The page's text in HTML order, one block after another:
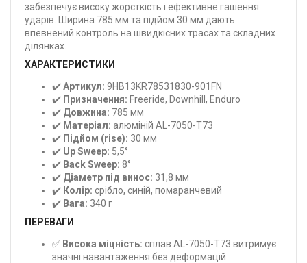
забезпечує високу жорсткість і ефективне гашення
ударів. Ширина 785 мм та підйом 30 мм дають
впевнений контроль на швидкісних трасах та складних
ділянках.
ХАРАКТЕРИСТИКИ
✔️Артикул: 9HB13KR78531830-901FN
✔️ Призначення: Freeride, Downhill, Enduro
✔️ Довжина: 785 мм
✔️ Матеріал: алюміній AL-7050-T73
✔️ Підйом (rise): 30 мм
✔️ Up Sweep: 5,5°
✔️ Back Sweep: 8°
✔️ Діаметр під винос: 31,8 мм
✔️ Колір: срібло, синій, помаранчевий
✔️ Вага: 340 г
ПЕРЕВАГИ
✅ Висока міцність: сплав AL-7050-T73 витримує
значні навантаження без деформацій